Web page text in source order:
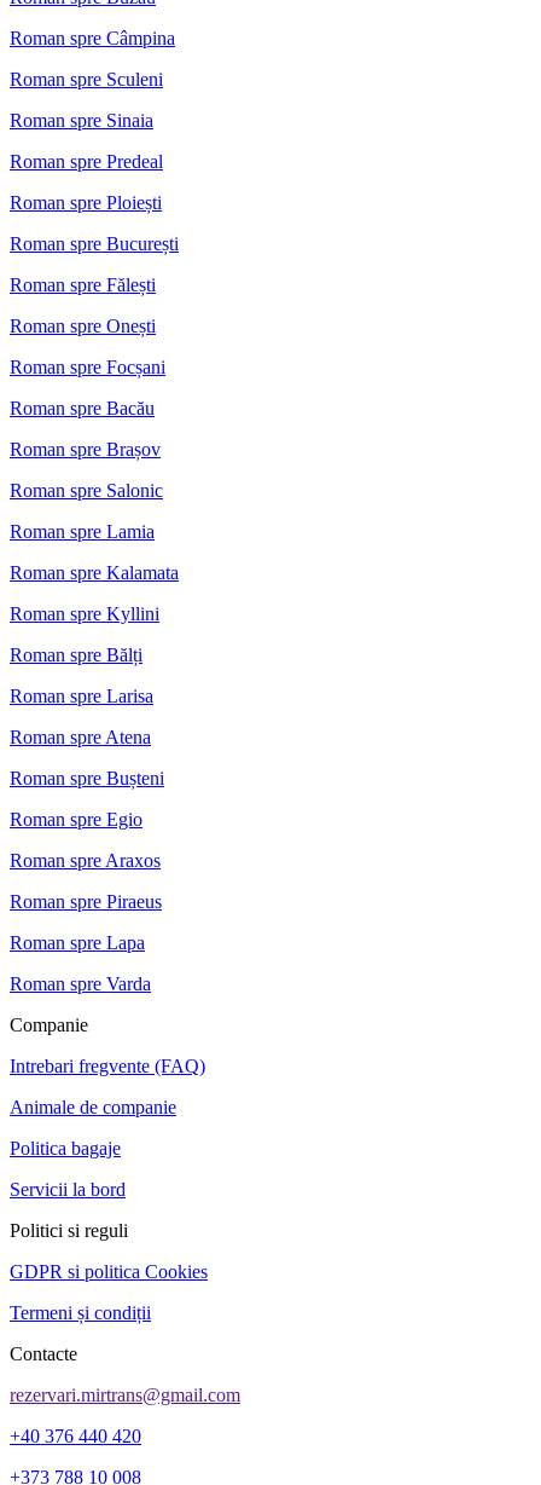
Roman spre Câmpina
Roman spre Sculeni
Roman spre Sinaia
Roman spre Predeal
Roman spre Ploiești
Roman spre București
Roman spre Fălești
Roman spre Onești
Roman spre Focșani
Roman spre Bacău
Roman spre Brașov
Roman spre Salonic
Roman spre Lamia
Roman spre Kalamata
Roman spre Kyllini
Roman spre Bălți
Roman spre Larisa
Roman spre Atena
Roman spre Bușteni
Roman spre Egio
Roman spre Araxos
Roman spre Piraeus
Roman spre Lapa
Roman spre Varda
Companie
Intrebari fregvente (FAQ)
Animale de companie
Politica bagaje
Servicii la bord
Politici si reguli
GDPR si politica Cookies
Termeni și condiții
Contacte
rezervari.mirtrans@gmail.com
+40 376 440 420
+373 788 10 008